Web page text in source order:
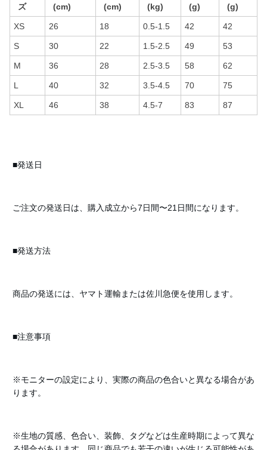
ズ
(cm)
(cm)
(kg)
(g)
(g)
XS 26 18 0.5-1.5 42 42
S 30 22 1.5-2.5 49 53
M 36 28 2.5-3.5 58 62
L 40 32 3.5-4.5 70 75
XL 46 38 4.5-7 83 87
■発送日
ご注文の発送日は、購入成立から7日間〜21日間になります。
■発送方法
商品の発送には、ヤマト運輸または佐川急便を使用します。
■注意事項
※モニターの設定により、実際の商品の色合いと異なる場合があ
ります。
※生地の質感、色合い、装飾、タグなどは生産時期によって異な